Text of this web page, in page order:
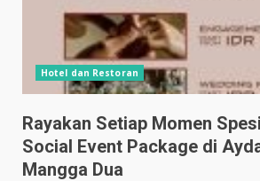
Hotel dan Restoran
Rayakan Setiap Momen
Social Event Package di
Mangga Dua